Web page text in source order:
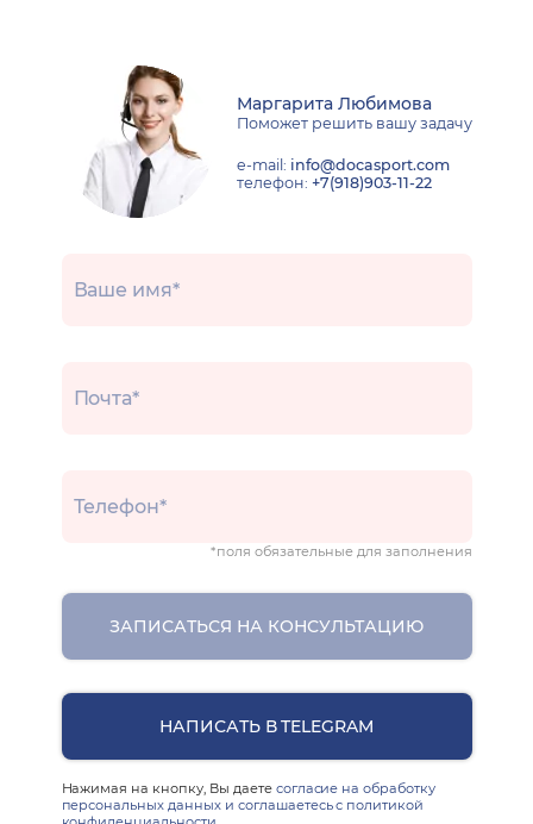
Маргарита Любимова
Поможет решить вашу задачу
e-mail: info@docasport.com
телефон: +7(918)903-11-22
*поля обязательные для заполнения
ЗАПИСАТЬСЯ НА КОНСУЛЬТАЦИЮ
НАПИСАТЬ В TELEGRAM
Нажимая на кнопку, Вы даете согласие на обработку
персональных данных и соглашаетесь с политикой